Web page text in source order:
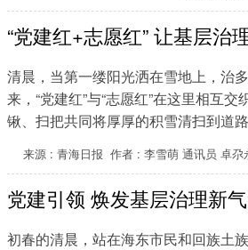
“党建红+志愿红” 让基层治
清晨，当第一缕阳光洒在雪地上，治
来，“党建红”与“志愿红”在这里相互
锹、扫把共同将厚厚的积雪清扫到道
来源 : 青海日报 作者 : 李雪萌 通讯员 卓
党建引领 焕发基层治理新
初春的清晨，站在海东市民和回族土